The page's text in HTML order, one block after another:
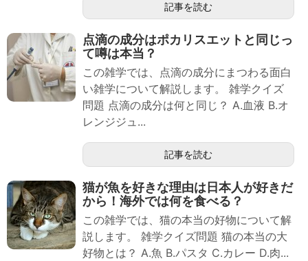
記事を読む
点滴の成分はポカリスエットと同じっ
て噂は本当？
この雑学では、点滴の成分にまつわる面白
い雑学について解説します。 雑学クイズ
問題 点滴の成分は何と同じ？ A.血液 B.オ
レンジジュ...
記事を読む
猫が魚を好きな理由は日本人が好きだ
から！海外では何を食べる？
この雑学では、猫の本当の好物について解
説します。 雑学クイズ問題 猫の本当の大
好物とは？ A.魚 B.パスタ C.カレー D.肉...